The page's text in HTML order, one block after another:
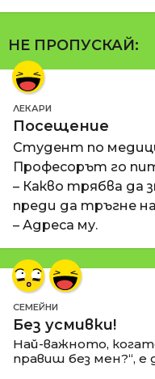
НЕ ПРОПУСКАЙ:
ЛЕКАРИ
Посещение
Студент по
Професорът го
– Какво трябва да
преди да тръгне
– Адреса му.
СЕМЕЙНИ
Без усмивки!
Най-важното,
правиш без мен?“, е